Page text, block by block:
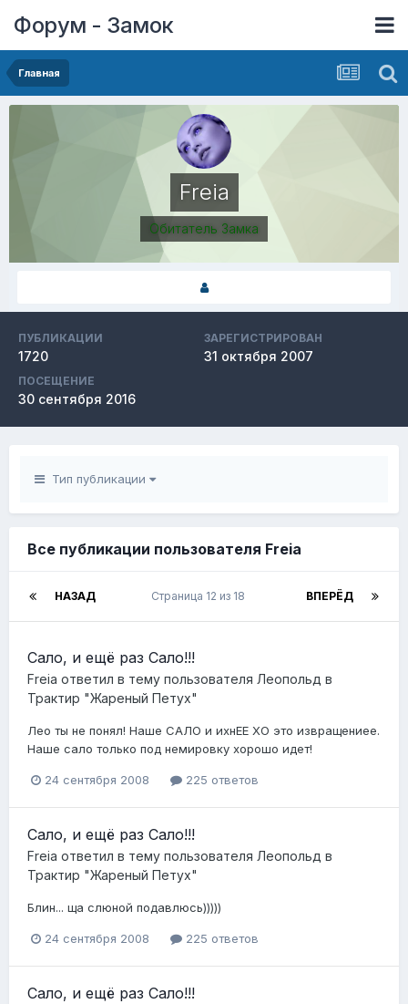
Форум - Замок
Главная
Freia
Обитатель Замка
ПУБЛИКАЦИИ
1720
ЗАРЕГИСТРИРОВАН
31 октября 2007
ПОСЕЩЕНИЕ
30 сентября 2016
Тип публикации
Все публикации пользователя Freia
НАЗАД ВПЕРЁД
Страница 12 из 18
Сало, и ещё раз Сало!!!
Freia ответил в тему пользователя Леопольд в
Трактир "Жареный Петух"
Лео ты не понял! Наше САЛО и ихнЕЕ ХО это извращениее.
Наше сало только под немировку хорошо идет!
24 сентября 2008 225 ответов
Сало, и ещё раз Сало!!!
Freia ответил в тему пользователя Леопольд в
Трактир "Жареный Петух"
Блин... ща слюной подавлюсь)))))
24 сентября 2008 225 ответов
Сало, и ещё раз Сало!!!